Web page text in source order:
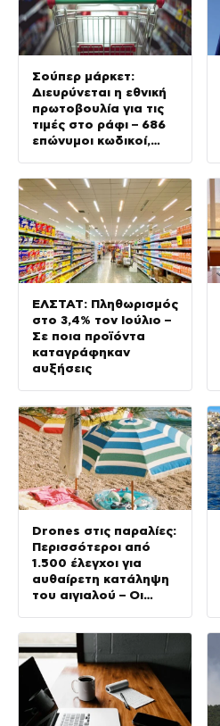
Σούπερ μάρκετ:
Διευρύνεται η εθνική
πρωτοβουλία για τις
τιμές στο ράφι – 686
επώνυμοι κωδικοί,
ιδιωτικής ετικέτας
ΕΛΣΤΑΤ: Πληθωρισμός
στο 3,4% τον Ιούλιο –
Σε ποια προϊόντα
καταγράφηκαν
αυξήσεις
Drones στις παραλίες:
Περισσότεροι από
1.500 έλεγχοι για
αυθαίρετη κατάληψη
του αιγιαλού – Οι
καταγγελίες